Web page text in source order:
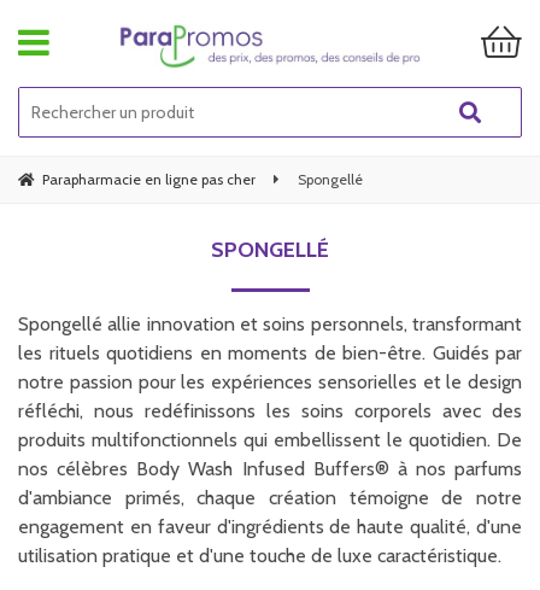
Parapharmacie en ligne pas cher Spongellé
SPONGELLÉ
Spongellé allie innovation et soins personnels, transformant
les rituels quotidiens en moments de bien-être. Guidés par
notre passion pour les expériences sensorielles et le design
réfléchi, nous redéfinissons les soins corporels avec des
produits multifonctionnels qui embellissent le quotidien. De
nos célèbres Body Wash Infused Buffers® à nos parfums
d'ambiance primés, chaque création témoigne de notre
engagement en faveur d'ingrédients de haute qualité, d'une
utilisation pratique et d'une touche de luxe caractéristique.